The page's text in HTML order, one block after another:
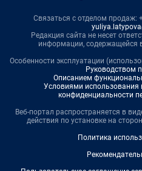
Связаться с отделом продаж:
Редакция сайта не несет
информации, содержащейся
Особенности эксплуатации
Руководством
Описанием
Условиями использования
конфиденциальности
Веб-портал распространяется в
действия по установке на
Политика